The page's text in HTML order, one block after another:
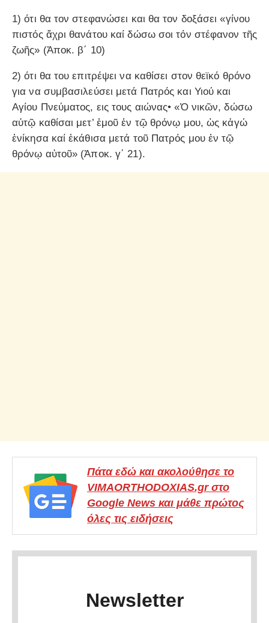
1) ότι θα τον στεφανώσει και θα τον δοξάσει «γίνου
πιστός ἄχρι θανάτου καί δώσω σοι τόν στέφανον τῆς
ζωῆς» (Ἀποκ. β΄ 10)
2) ότι θα του επιτρέψει να καθίσει στον θεϊκό θρόνο
για να συμβασιλεύσει μετά Πατρός και Υιού και
Αγίου Πνεύματος, εις τους αιώνας• «Ὁ νικῶν, δώσω
αὐτῷ καθίσαι μετ’ ἐμοῦ ἐν τῷ θρόνῳ μου, ὡς κἀγώ
ἐνίκησα καί ἐκάθισα μετά τοῦ Πατρός μου ἐν τῷ
θρόνῳ αὐτοῦ» (Ἀποκ. γ΄ 21).
Πάτα εδώ και ακολούθησε το
VIMAORTHODOXIAS.gr στο
Google News και μάθε πρώτος
όλες τις ειδήσεις
Newsletter